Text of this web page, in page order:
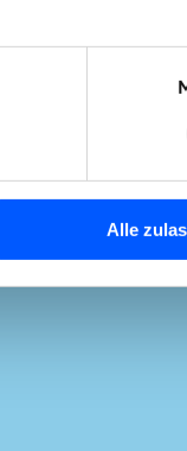
Alle